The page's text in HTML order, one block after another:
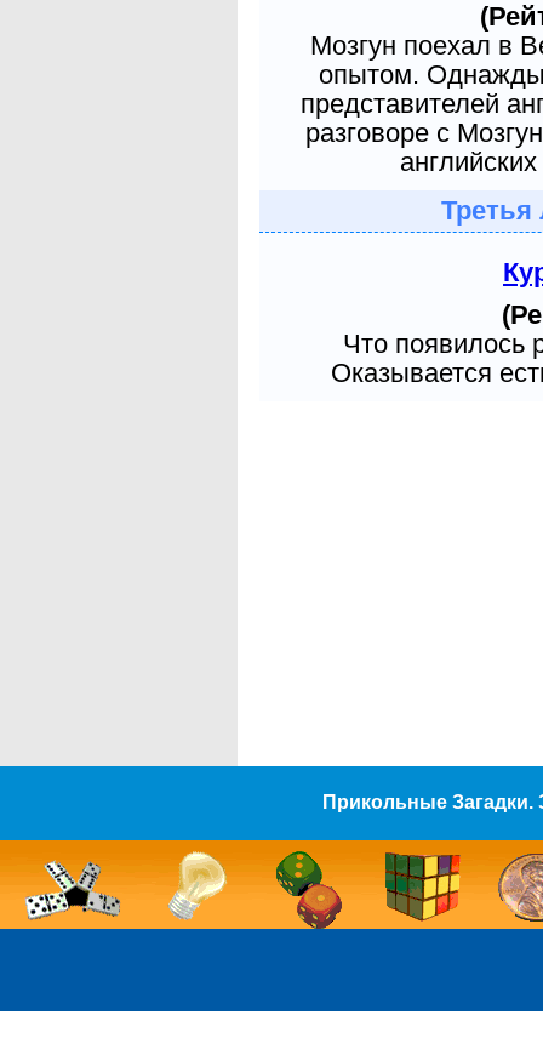
Мозгун поехал в
опытом. Однажды
представителей
разговоре с
Третья
Что появилось
Оказывается
Прикольные Загадки.